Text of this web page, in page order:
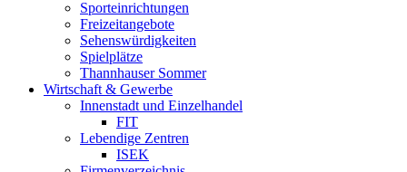
Sporteinrichtungen
Freizeitangebote
Sehenswürdigkeiten
Spielplätze
Thannhauser Sommer
Wirtschaft & Gewerbe
Innenstadt und Einzelhandel
FIT
Lebendige Zentren
ISEK